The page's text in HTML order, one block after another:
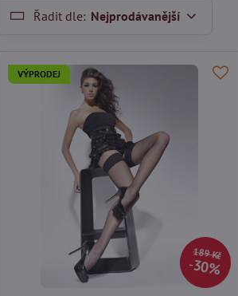
Řadit dle: Nejprodávanější
189 Kč
30%
VÝPRODEJ